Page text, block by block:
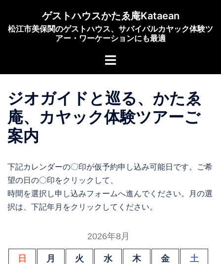
ゲストハウスかたゑ庵Kataean
松江市美保関のゲストハウス、サバイバルカヤック体験ツ
アー・ワーケーションにも最適
ト
メ
ニ
ュ
ジオガイドと巡る、かたゑ
庵、カヤック体験ツアーご
案内
下記カレンダーの〇印が仮予約申し込み可能日です。ご希
望の日の〇印をクリックして、
時間を選択し申し込みフォームへ進んでください。月の選
択は、下記年月をクリックしてください。
2026年8月
日 月 火 水 木 金 土